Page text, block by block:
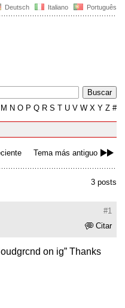
Deutsch Italiano Português
M N O P Q R S T U V W X Y Z #
Tema más antiguo
3 posts
#1
Citar
on ig” Thanks